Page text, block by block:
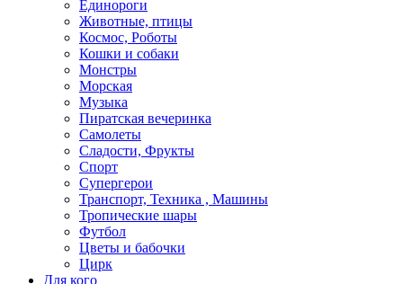
Единороги
Животные, птицы
Космос, Роботы
Кошки и собаки
Монстры
Морская
Музыка
Пиратская вечеринка
Самолеты
Сладости, Фрукты
Спорт
Супергерои
Транспорт, Техника , Машины
Тропические шары
Футбол
Цветы и бабочки
Цирк
Для кого